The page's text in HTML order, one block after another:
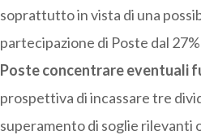
soprattutto in vista di una
partecipazione di Poste dal
Poste concentrare eventuali
prospettiva di incassare tre
superamento di soglie rilevanti